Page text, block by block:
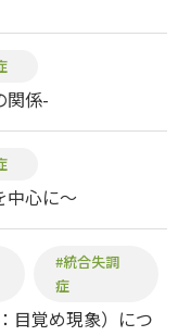
関係-
中心に～
#統合失調
症
目覚め現象）につ